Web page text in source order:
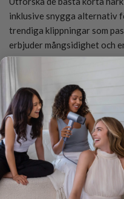
inklusive snygga alternativ
trendiga klippningar som
erbjuder mångsidighet och
Läs mer på engelska